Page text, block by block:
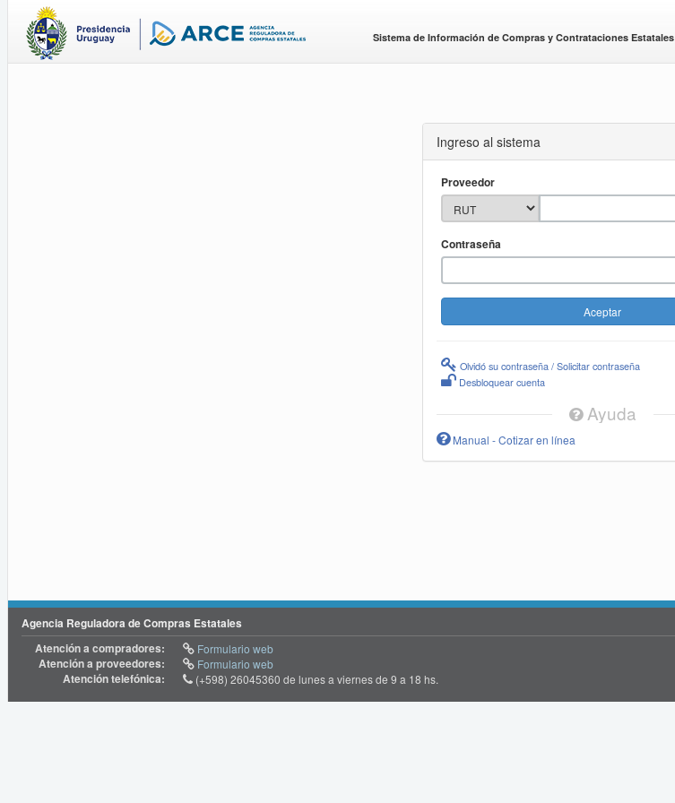
Sistema de Información de Compras y Contrataciones Estatales
Ingreso al sistema
Proveedor
Contraseña
Olvidó su contraseña / Solicitar contraseña
Desbloquear cuenta
Ayuda
Manual - Cotizar en línea
Agencia Reguladora de Compras Estatales
Atención a compradores:
Formulario web
Atención a proveedores: Formulario web
Atención telefónica: (+598) 26045360 de lunes a viernes de 9 a 18 hs.